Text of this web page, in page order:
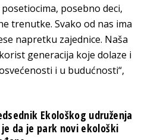
posebno deci,
trenutke. Svako od nas ima
napretku zajednice. Naša
generacija koje dolaze i
i u budućnosti“,
Ekološkog udruženja
da je park novi ekološki